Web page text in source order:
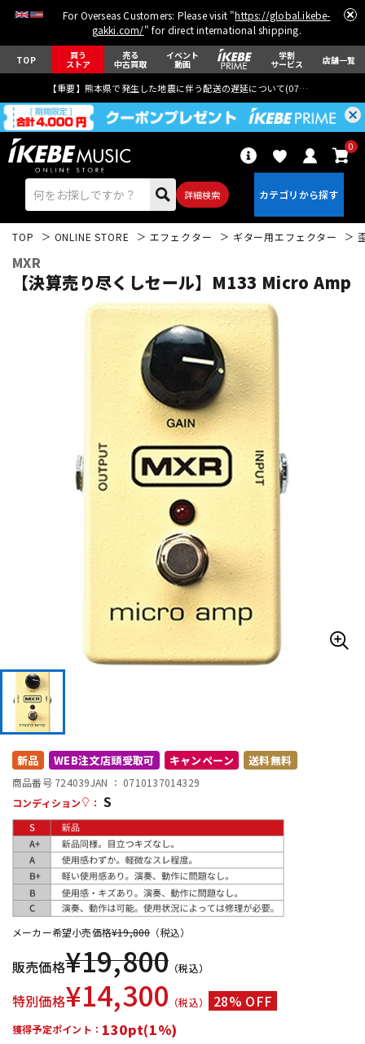
For Overseas Customers: Please visit "https://global.ikebe-
gakki.com/" for direct international shipping.
TOP 買う
ストア
売る
中古買取
イベント
動画
学割
サービス 店舗一覧
【重要】熊本県で発生した地震に伴う配送の遅延について(07月29日
詳細検索
0
ウクレレ
ドラム パーカッション
その他楽器
エフェクター
配信/ライブ機器
中古
TOP ONLINE STORE エフェクター ギター用エフェクター
MXR
【決算売り尽くしセール】M133 Micro Amp
新品 WEB注文店頭受取可 キャンペーン 送料無料
商品番号 724039JAN ： 0710137014329
コンディション
： S
メーカー希望小売価格¥19,800 （税込）
販売価格¥19,800 （税込）
特別価格¥14,300 （税込） 28% OFF
獲得予定ポイント： 130pt(1%)